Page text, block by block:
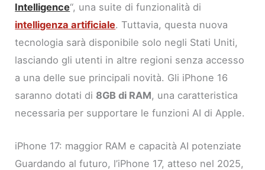
Intelligence“, una suite di funzionalità di
intelligenza artificiale. Tuttavia, questa nuova
tecnologia sarà disponibile solo negli Stati Uniti,
lasciando gli utenti in altre regioni senza accesso
a una delle sue principali novità. Gli iPhone 16
saranno dotati di 8GB di RAM, una caratteristica
necessaria per supportare le funzioni AI di Apple.
iPhone 17: maggior RAM e capacità AI potenziate
Guardando al futuro, l’iPhone 17, atteso nel 2025,